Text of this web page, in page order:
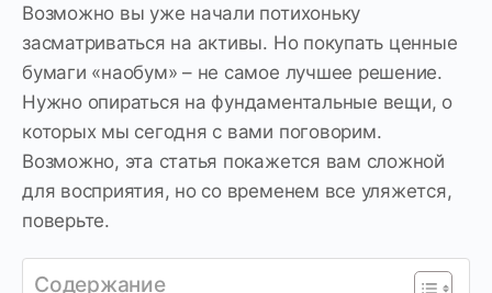
Возможно вы уже начали потихоньку
засматриваться на активы. Но покупать ценные
бумаги «наобум» – не самое лучшее решение.
Нужно опираться на фундаментальные вещи, о
которых мы сегодня с вами поговорим.
Возможно, эта статья покажется вам сложной
для восприятия, но со временем все уляжется,
поверьте.
Содержание